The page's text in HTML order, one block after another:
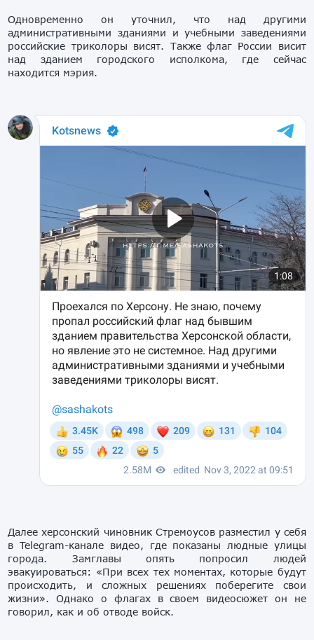
Одновременно он уточнил, что над другими
административными зданиями и учебными заведениями
российские триколоры висят. Также флаг России висит
над зданием городского исполкома, где сейчас
находится мэрия.
Далее херсонский чиновник Стремоусов разместил у себя
в Telegram-канале видео, где показаны людные улицы
города. Замглавы опять попросил людей
эвакуироваться: «При всех тех моментах, которые будут
происходить, и сложных решениях поберегите свои
жизни». Однако о флагах в своем видеосюжет он не
говорил, как и об отводе войск.